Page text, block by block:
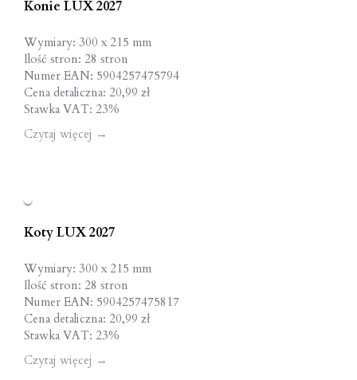
Konie LUX 2027
Wymiary: 300 x 215 mm
Ilość stron: 28 stron
Numer EAN: 5904257475794
Cena detaliczna: 20,99 zł
Stawka VAT: 23%
Czytaj więcej →
Koty LUX 2027
Wymiary: 300 x 215 mm
Ilość stron: 28 stron
Numer EAN: 5904257475817
Cena detaliczna: 20,99 zł
Stawka VAT: 23%
Czytaj więcej →